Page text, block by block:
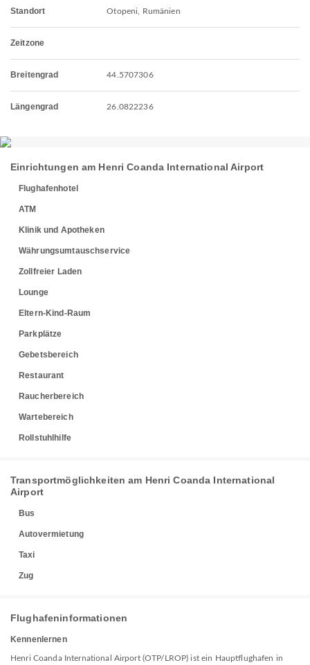
Standort Otopeni, Rumänien
Zeitzone
Breitengrad 44.5707306
Längengrad 26.0822236
Einrichtungen am Henri Coanda International Airport
Flughafenhotel
ATM
Klinik und Apotheken
Währungsumtauschservice
Zollfreier Laden
Lounge
Eltern-Kind-Raum
Parkplätze
Gebetsbereich
Restaurant
Raucherbereich
Wartebereich
Rollstuhlhilfe
Transportmöglichkeiten am Henri Coanda International
Airport
Bus
Autovermietung
Taxi
Zug
Flughafeninformationen
Kennenlernen
Henri Coanda International Airport (OTP/LROP) ist ein Hauptflughafen in